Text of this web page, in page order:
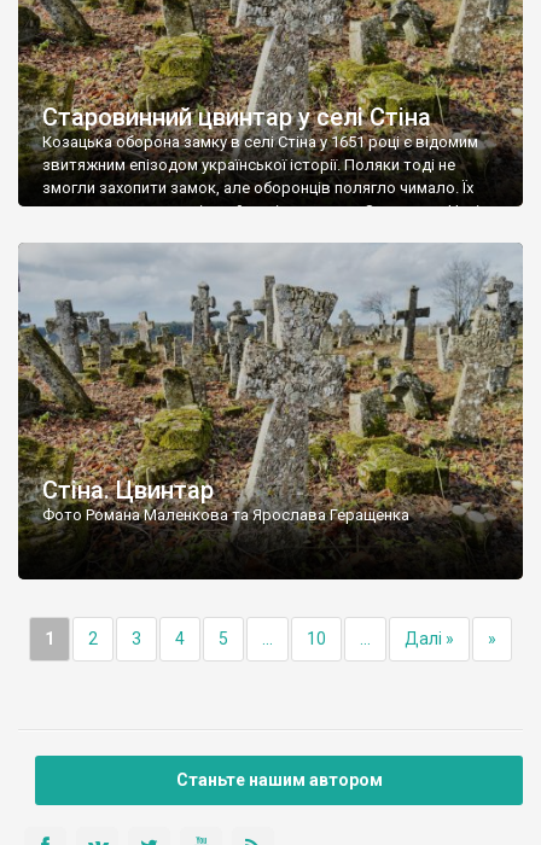
Старовинний цвинтар у селі Стіна
Козацька оборона замку в селі Стіна у 1651 році є відомим
звитяжним епізодом української історії. Поляки тоді не
змогли захопити замок, але оборонців полягло чимало. Їх
поховали на цвинтарі, який тоді називався Замковим. Нині на
ньому чимало хрестів 19 століття, є такі, де епітафії стер […]
Стіна. Цвинтар
Фото Романа Маленкова та Ярослава Геращенка
1 2 3 4 5 10 Далі » »
Станьте нашим автором